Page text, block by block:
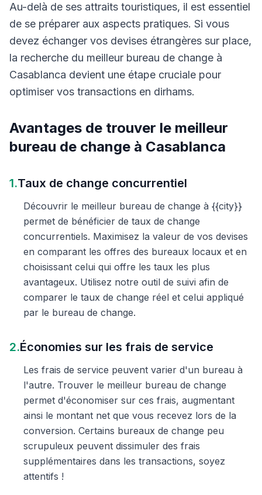
Au-delà de ses attraits touristiques, il est essentiel
de se préparer aux aspects pratiques. Si vous
devez échanger vos devises étrangères sur place,
la recherche du meilleur bureau de change à
Casablanca devient une étape cruciale pour
optimiser vos transactions en dirhams.
Avantages de trouver le meilleur
bureau de change à Casablanca
1.Taux de change concurrentiel
Découvrir le meilleur bureau de change à {{city}}
permet de bénéficier de taux de change
concurrentiels. Maximisez la valeur de vos devises
en comparant les offres des bureaux locaux et en
choisissant celui qui offre les taux les plus
avantageux. Utilisez notre outil de suivi afin de
comparer le taux de change réel et celui appliqué
par le bureau de change.
2.Économies sur les frais de service
Les frais de service peuvent varier d'un bureau à
l'autre. Trouver le meilleur bureau de change
permet d'économiser sur ces frais, augmentant
ainsi le montant net que vous recevez lors de la
conversion. Certains bureaux de change peu
scrupuleux peuvent dissimuler des frais
supplémentaires dans les transactions, soyez
attentifs !